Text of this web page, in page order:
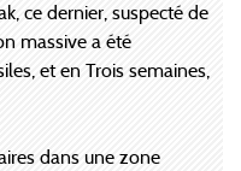
ce dernier, suspecté de
massive a été
et en Trois semaines,
dans une zone